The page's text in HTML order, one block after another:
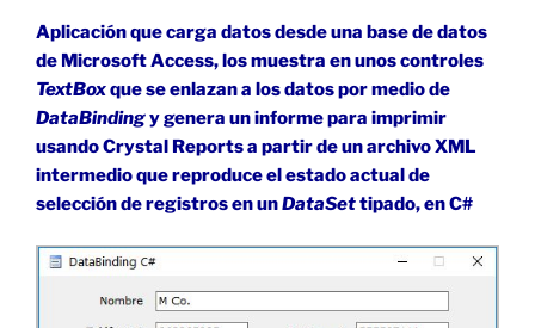
Aplicación que carga datos desde una base de datos
de Microsoft Access, los muestra en unos controles
TextBoxque se enlazan a los datos por medio de
DataBindingy genera un informe para imprimir
usando Crystal Reports a partir de un archivo XML
intermedio que reproduce el estado actual de
selección de registros en unDataSettipado, en C#